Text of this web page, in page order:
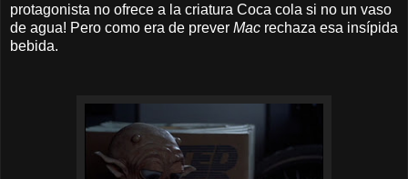
protagonista no ofrece a la criatura Coca cola si no un vaso
de agua! Pero como era de prever Mac rechaza esa insípida
bebida.